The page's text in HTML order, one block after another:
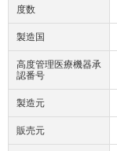
度数
製造国
高度管理医療機器承
認番号
製造元
販売元